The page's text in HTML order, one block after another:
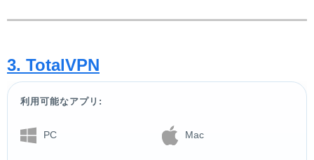
3. TotalVPN
利用可能なアプリ:
PC Mac